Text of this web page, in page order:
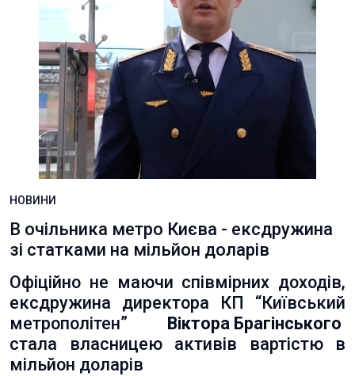
НОВИНИ
В очільника метро Києва - ексдружина
зі статками на мільйон доларів
Офіційно не маючи співмірних доходів,
ексдружина директора КП “Київський
метрополітен” Віктора Брагінського
стала власницею активів вартістю в
мільйон доларів